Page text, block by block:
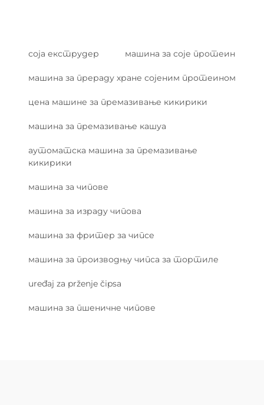
соја екструдер машина за соје протеин
машина за прераду хране сојеним протеином
цена машине за премазивање кикирики
машина за премазивање кашуа
аутоматска машина за премазивање
кикирики
машина за чипове
машина за израду чипова
машина за фритер за чипсе
машина за производњу чипса за тортиле
uređaj za prženje čipsa
машина за пшеничне чипове